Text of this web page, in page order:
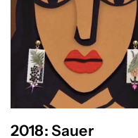
2018: Sauer